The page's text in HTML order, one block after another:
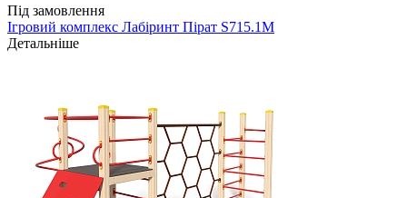
Під замовлення
Ігровий комплекс Лабіринт Пірат S715.1M
Детальніше